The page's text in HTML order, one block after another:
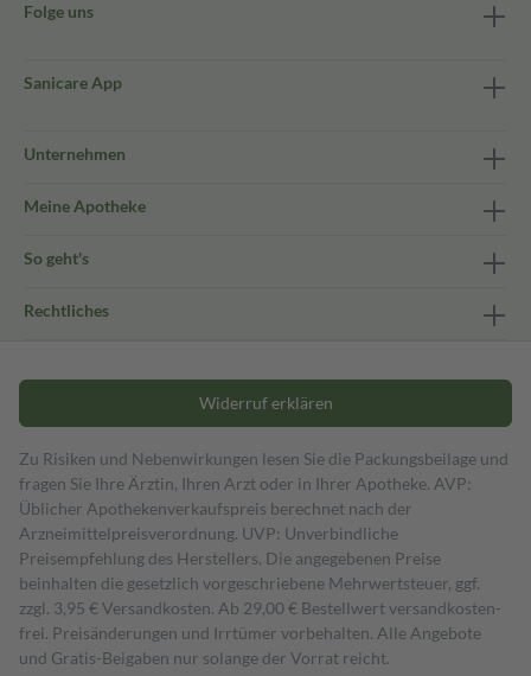
Folge uns
Sanicare App
Unternehmen
Meine Apotheke
So geht's
Rechtliches
Widerruf erklären
Zu Risiken und Nebenwirkungen lesen Sie die Packungsbeilage und
fragen Sie Ihre Ärztin, Ihren Arzt oder in Ihrer Apotheke. AVP:
Üblicher Apothekenverkaufspreis berechnet nach der
Arzneimittelpreisverordnung. UVP: Unverbindliche
Preisempfehlung des Herstellers. Die angegebenen Preise
beinhalten die gesetzlich vorgeschriebene Mehrwertsteuer, ggf.
zzgl. 3,95 € Versandkosten. Ab 29,00 € Bestell­wert versand­kosten­
frei. Preisänderungen und Irrtümer vorbehalten. Alle Angebote
und Gratis-Beigaben nur solange der Vorrat reicht.